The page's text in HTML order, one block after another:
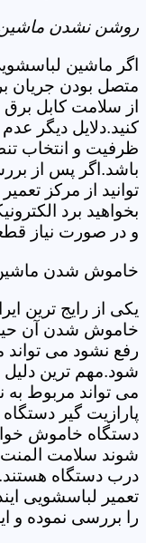
روشن نشدن ماشین
اگر ماشین
متصل بودن جریان
از سلامت کابل
کنید.دلایل دیگر
ظرفیت و انتخاب
باشد.اگر پس از
توانید از مرکز
بخواهید برد
و در صورت نیاز
خاموش شدن ماشین
یکی از رایج ترین
خاموش شدن آن حین
رفع نشود می
شود.مهم ترین
می تواند مربوط به
پارازیت گیر
دستگاه خاموش
شوند سلامت المنت
درب دستگاه
تعمیر لباسشویی
را بررسی نموده و